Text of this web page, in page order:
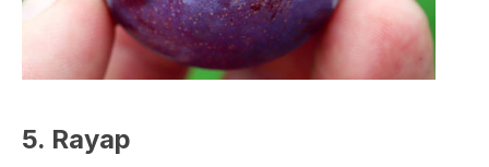
5. Rayap